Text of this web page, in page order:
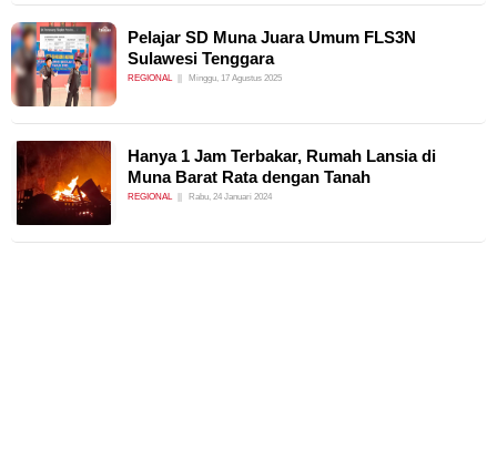
Pelajar SD Muna Juara Umum FLS3N
Sulawesi Tenggara
REGIONAL Minggu, 17 Agustus 2025
Hanya 1 Jam Terbakar, Rumah Lansia di
Muna Barat Rata dengan Tanah
REGIONAL Rabu, 24 Januari 2024